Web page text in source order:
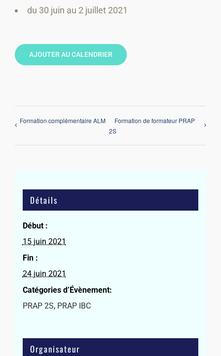
du 30 juin au 2 juillet 2021
AJOUTER AU CALENDRIER
Formation complémentaire ALM
Formation de formateur PRAP
2S
Détails
Début :
15 juin 2021
Fin :
24 juin 2021
Catégories d’Évènement:
PRAP 2S, PRAP IBC
Organisateur